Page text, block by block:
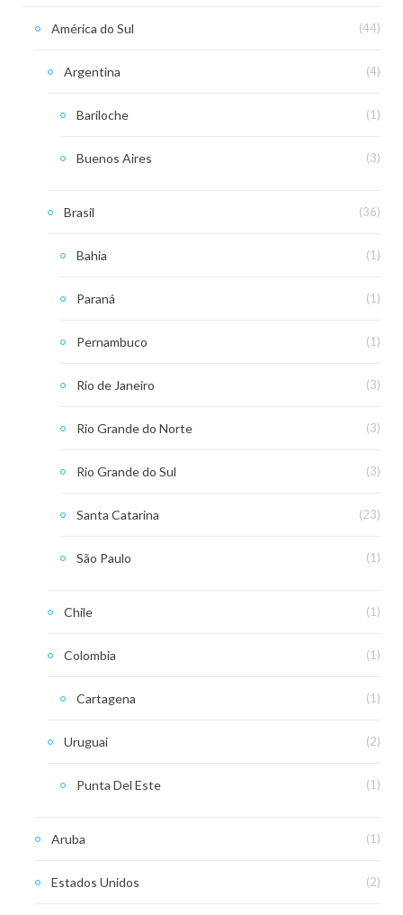
América do Sul (44)
Argentina (4)
Bariloche (1)
Buenos Aires (3)
Brasil (36)
Bahia (1)
Paraná (1)
Pernambuco (1)
Rio de Janeiro (3)
Rio Grande do Norte (3)
Rio Grande do Sul (3)
Santa Catarina (23)
São Paulo (1)
Chile (1)
Colombia (1)
Cartagena (1)
Uruguai (2)
Punta Del Este (1)
Aruba (1)
Estados Unidos (2)